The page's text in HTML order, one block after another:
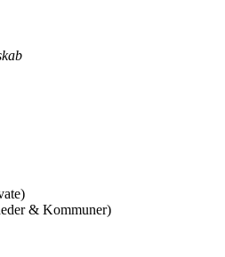
& Kommuner)